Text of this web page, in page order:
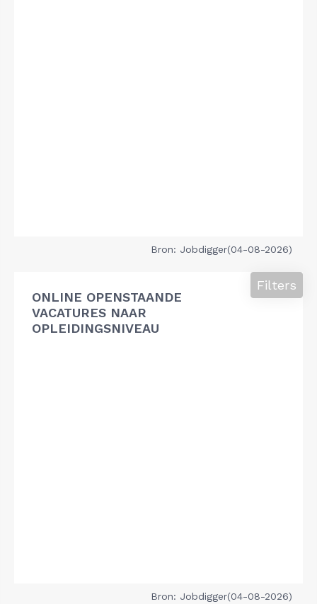
Bron: Jobdigger(04-08-2026)
ONLINE OPENSTAANDE
VACATURES NAAR
OPLEIDINGSNIVEAU
Filters
Bron: Jobdigger(04-08-2026)